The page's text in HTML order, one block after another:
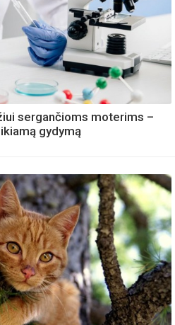
sergančioms moterims –
gydymą